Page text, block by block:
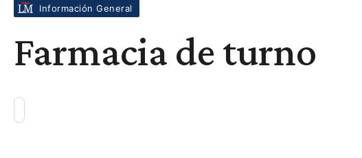
Información General
Farmacia de turno